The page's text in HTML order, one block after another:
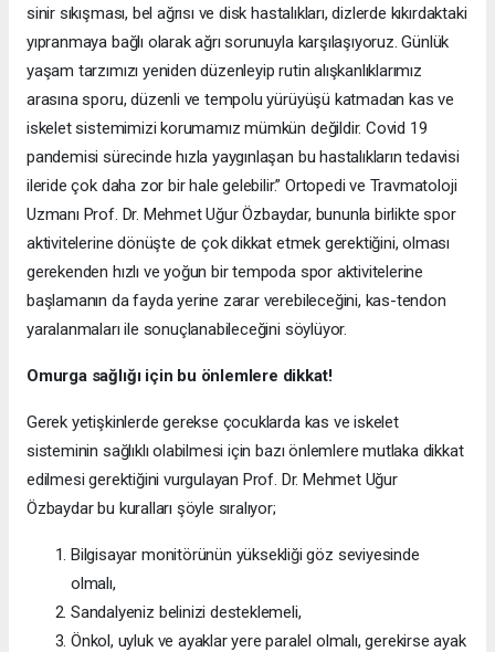
sinir sıkışması, bel ağrısı ve disk hastalıkları, dizlerde kıkırdaktaki
yıpranmaya bağlı olarak ağrı sorunuyla karşılaşıyoruz. Günlük
yaşam tarzımızı yeniden düzenleyip rutin alışkanlıklarımız
arasına sporu, düzenli ve tempolu yürüyüşü katmadan kas ve
iskelet sistemimizi korumamız mümkün değildir. Covid 19
pandemisi sürecinde hızla yaygınlaşan bu hastalıkların tedavisi
ileride çok daha zor bir hale gelebilir.” Ortopedi ve Travmatoloji
Uzmanı Prof. Dr. Mehmet Uğur Özbaydar, bununla birlikte spor
aktivitelerine dönüşte de çok dikkat etmek gerektiğini, olması
gerekenden hızlı ve yoğun bir tempoda spor aktivitelerine
başlamanın da fayda yerine zarar verebileceğini, kas-tendon
yaralanmaları ile sonuçlanabileceğini söylüyor.
Omurga sağlığı için bu önlemlere dikkat!
Gerek yetişkinlerde gerekse çocuklarda kas ve iskelet
sisteminin sağlıklı olabilmesi için bazı önlemlere mutlaka dikkat
edilmesi gerektiğini vurgulayan Prof. Dr. Mehmet Uğur
Özbaydar bu kuralları şöyle sıralıyor;
Bilgisayar monitörünün yüksekliği göz seviyesinde
olmalı,
Sandalyeniz belinizi desteklemeli,
Önkol, uyluk ve ayaklar yere paralel olmalı, gerekirse ayak